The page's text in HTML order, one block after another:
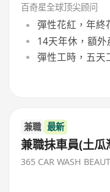
百奇星全球顶尖顾问
彈性花紅，年終
14天年休，額
彈性工時，五天
兼職 最新
兼職抺車員(土瓜
365 CAR WASH